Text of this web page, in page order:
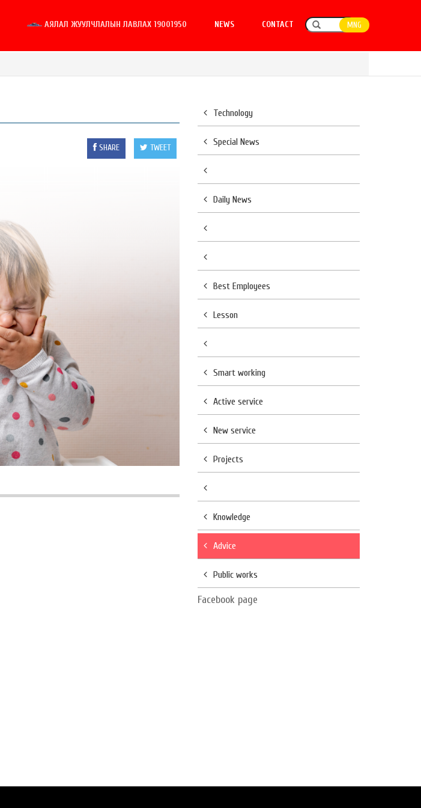
АЯЛАЛ ЖУУЛЧЛАЛЫН ЛАВЛАХ 19001950 NEWS CONTACT MNG
SHARE TWEET
Technology
Special News
Daily News
Best Employees
Lesson
Smart working
Active service
New service
Projects
Knowledge
Advice
Public works
Facebook page